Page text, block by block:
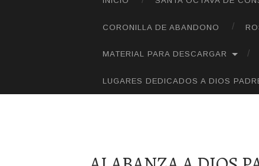
CORONILLA DE ABANDONO
MATERIAL PARA DESCARGAR
LUGARES DEDICADOS A DIOS